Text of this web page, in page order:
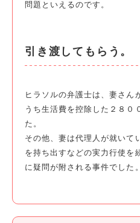
問題といえるのです。
引き渡してもらう。
ヒラソルの弁護士は、妻さん
うち生活費を控除した２８０
た。
その他、妻は代理人が就いて
を持ち出すなどの実力行使を
に疑問が附される事件でした。